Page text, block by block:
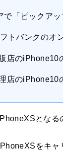
で「ピックア
トバンクのオ
店のiPhone10
店のiPhone10
となる
をキャ